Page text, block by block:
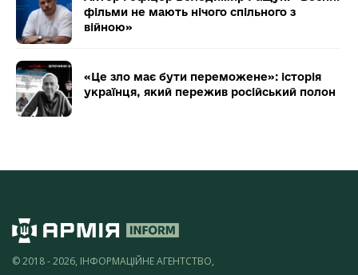
фільми не мають нічого спільного з
війною»
«Це зло має бути переможене»: історія
українця, який пережив російський полон
© 2018 - 2026, ІНФОРМАЦІЙНЕ АГЕНТСТВО,